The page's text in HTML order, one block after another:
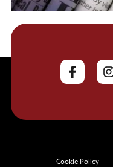
Cookie Policy